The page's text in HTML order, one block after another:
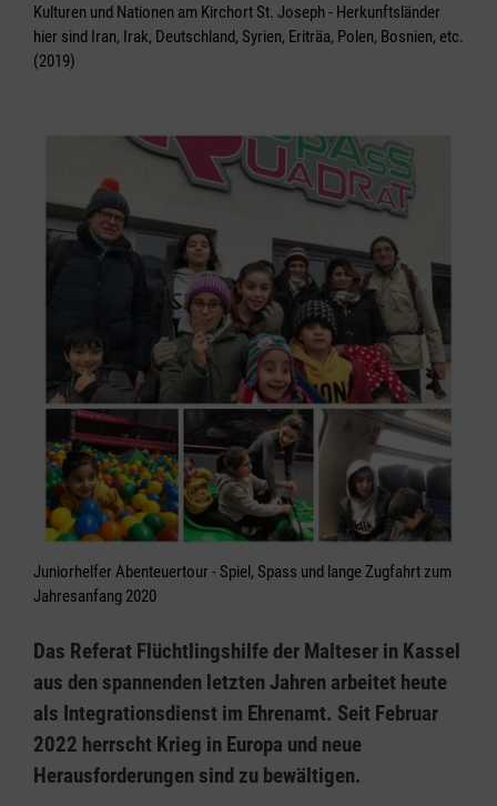
Kulturen und Nationen am Kirchort St. Joseph - Herkunftsländer
hier sind Iran, Irak, Deutschland, Syrien, Eriträa, Polen, Bosnien, etc.
(2019)
Juniorhelfer Abenteuertour - Spiel, Spass und lange Zugfahrt zum
Jahresanfang 2020
Das Referat Flüchtlingshilfe der Malteser in Kassel
aus den spannenden letzten Jahren arbeitet heute
als Integrationsdienst im Ehrenamt. Seit Februar
2022 herrscht Krieg in Europa und neue
Herausforderungen sind zu bewältigen.